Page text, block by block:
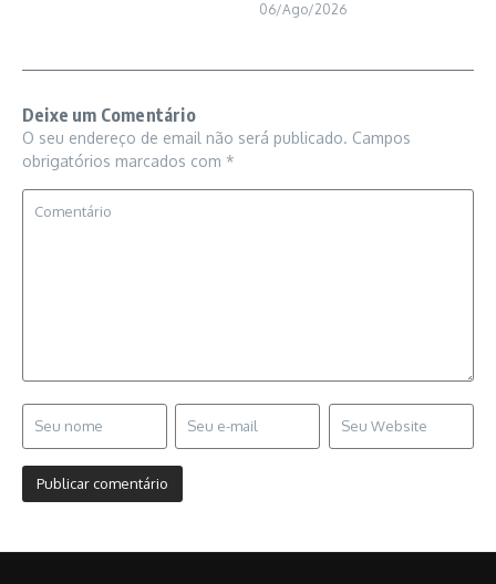
06/Ago/2026
Deixe um Comentário
O seu endereço de email não será publicado. Campos
obrigatórios marcados com *